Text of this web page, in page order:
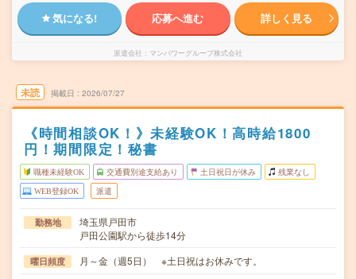
気になる! 応募へ進む 詳しく見る
派遣会社 マンパワーグループ株式会社
未読 掲載日 2026/07/27
《時間相談OK！》未経験OK！高時給1800
円！期間限定！秘書
職種未経験OK 交通費別途支給あり 土日祝日が休み 残業なし
WEB登録OK 派遣
勤務地
埼玉県戸田市
戸田公園駅から徒歩14分
曜日頻度 月～金（週5日） ※土日祝はお休みです。